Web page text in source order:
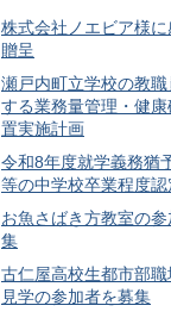
株式会社ノエビア様に
贈呈
瀬戸内町立学校の教職
する業務量管理・健
置実施計画
令和8年度就学義務猶
等の中学校卒業程度
お魚さばき方教室の参
集
古仁屋高校生都市部
見学の参加者を募集